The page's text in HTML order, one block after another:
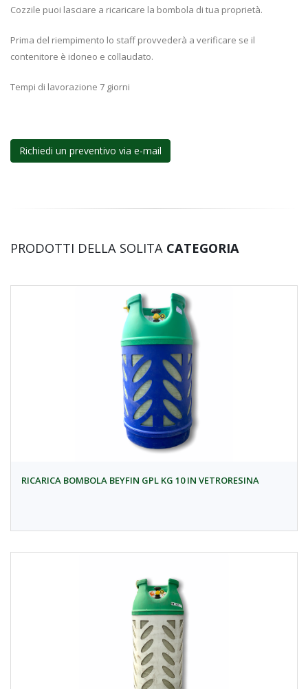
Cozzile puoi lasciare a ricaricare la bombola di tua proprietà.
Prima del riempimento lo staff provvederà a verificare se il
contenitore è idoneo e collaudato.
Tempi di lavorazione 7 giorni
Richiedi un preventivo via e-mail
PRODOTTI DELLA SOLITA CATEGORIA
RICARICA BOMBOLA BEYFIN GPL KG 10 IN VETRORESINA